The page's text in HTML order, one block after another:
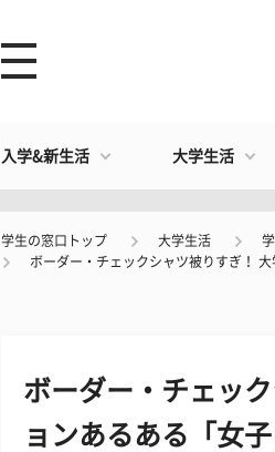
入学&新生活 大学生活
学生の窓口トップ 大学生活
ボーダー・チェックシャツ被りすぎ！
ボーダー・チェッ
ョンあるある「女